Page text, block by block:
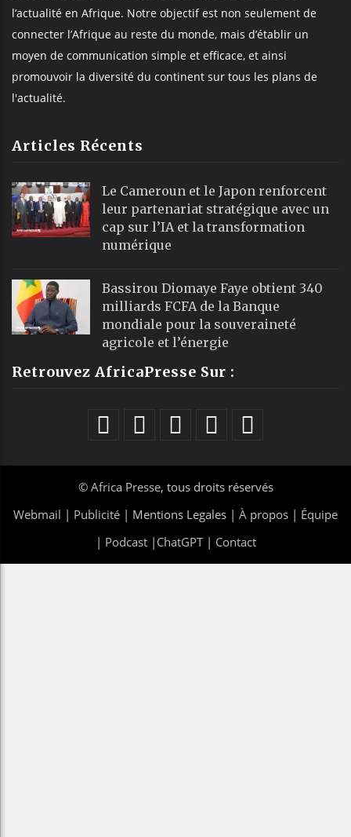
l’actualité en Afrique. Notre objectif est non seulement de
connecter l’Afrique au reste du monde, mais d’établir un
moyen de communication simple et efficace, et ainsi
promouvoir la diversité du continent sur tous les plans de
l'actualité.
Articles Récents
Le Cameroun et le Japon renforcent
leur partenariat stratégique avec un
cap sur l’IA et la transformation
numérique
Bassirou Diomaye Faye obtient 340
milliards FCFA de la Banque
mondiale pour la souveraineté
agricole et l’énergie
Retrouvez AfricaPresse Sur :
© Africa Presse, tous droits réservés
Webmail | Publicité | Mentions Legales | À propos | Équipe
| Podcast| ChatGPT| Contact